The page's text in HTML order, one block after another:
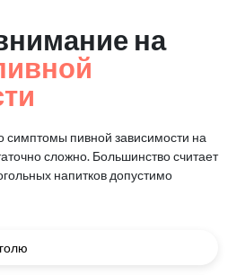
на
симптомы пивной зависимости на
сложно. Большинство считает
напитков допустимо